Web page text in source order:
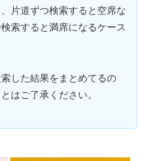
片道ずつ検索すると空席な
索すると満席になるケース
した結果をまとめてるの
はご了承ください。